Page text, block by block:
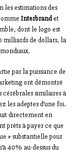
les estimations des
Interbrandet
dont le logo est
milliards de dollars, la
par la puissance de
ont démontré
cérébrales similaires à
les adeptes d’une foi.
directement en
prêts à payer ce que
» substantielle pour
40% au-dessus du